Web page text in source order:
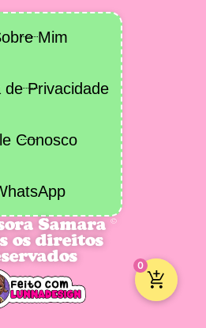
Mim
de Privacidade
Conosco
Samara ©
os direitos
0